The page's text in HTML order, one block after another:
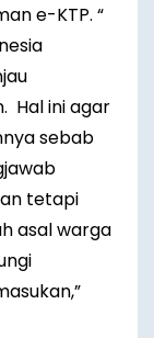
e-KTP. “
Hal ini agar
sebab
tetapi
asal warga